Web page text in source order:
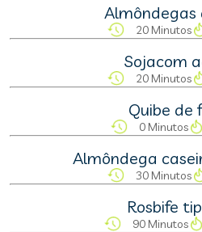
Almôndegas
20 Minutos
Sojacom
20 Minutos
Quibe de
0 Minutos
Almôndega
30 Minutos
Rosbife
90 Minutos